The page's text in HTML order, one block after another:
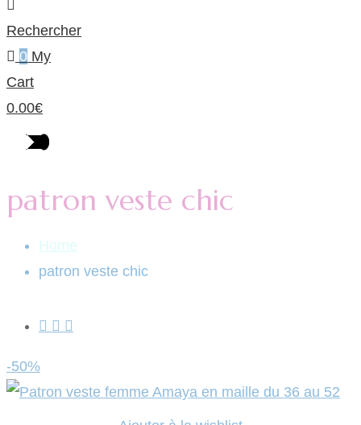
Rechercher
0 My
Cart
0.00€
patron veste chic
Home
patron veste chic
-50%